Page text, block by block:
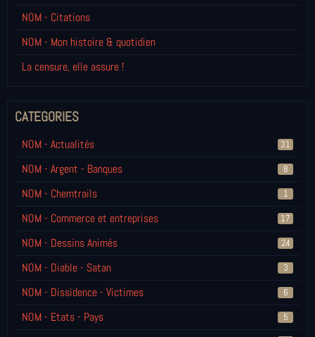
NOM - Citations
NOM - Mon histoire & quotidien
La censure, elle assure !
CATEGORIES
NOM - Actualités 31
NOM - Argent - Banques 8
NOM - Chemtrails 1
NOM - Commerce et entreprises 17
NOM - Dessins Animés 24
NOM - Diable - Satan 3
NOM - Dissidence - Victimes 6
NOM - Etats - Pays 5